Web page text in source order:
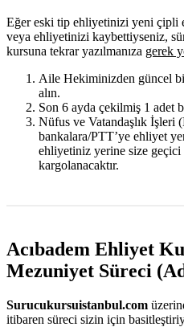
Eğer eski tip ehliyetinizi yeni çipli
veya ehliyetinizi kaybettiyseniz,
kursuna tekrar yazılmanıza gerek
Aile Hekiminizden güncel
alın.
Son 6 ayda çekilmiş 1 adet
Nüfus ve Vatandaşlık İşleri
bankalara/PTT’ye ehliyet
ehliyetiniz yerine size
kargolanacaktır.
Acıbadem Ehliyet
Mezuniyet Süreci
Surucukursuistanbul.com
itibaren süreci sizin için